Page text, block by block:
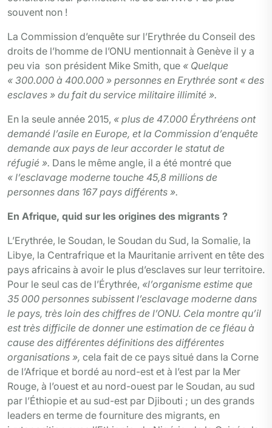
souvent non !
La Commission d’enquête sur l’Erythrée du Conseil des
droits de l’homme de l’ONU mentionnait à Genève il y a
peu via son président Mike Smith, que « Quelque
« 300.000 à 400.000 » personnes en Erythrée sont « des
esclaves » du fait du service militaire illimité ».
En la seule année 2015, « plus de 47.000 Érythréens ont
demandé l’asile en Europe, et la Commission d’enquête
demande aux pays de leur accorder le statut de
réfugié ». Dans le même angle, il a été montré que
« l’esclavage moderne touche 45,8 millions de
personnes dans 167 pays différents ».
En Afrique, quid sur les origines des migrants ?
L’Erythrée, le Soudan, le Soudan du Sud, la Somalie, la
Libye, la Centrafrique et la Mauritanie arrivent en tête des
pays africains à avoir le plus d’esclaves sur leur territoire.
Pour le seul cas de l’Érythrée, «l’organisme estime que
35 000 personnes subissent l’esclavage moderne dans
le pays, très loin des chiffres de l’ONU. Cela montre qu’il
est très difficile de donner une estimation de ce fléau à
cause des différentes définitions des différentes
organisations », cela fait de ce pays situé dans la Corne
de l’Afrique et bordé au nord-est et à l’est par la Mer
Rouge, à l’ouest et au nord-ouest par le Soudan, au sud
par l’Éthiopie et au sud-est par Djibouti ; un des grands
leaders en terme de fourniture des migrants, en